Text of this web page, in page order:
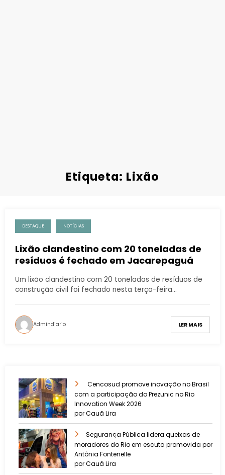
Etiqueta: Lixão
DESTAQUE NOTÍCIAS
Lixão clandestino com 20 toneladas de
resíduos é fechado em Jacarepaguá
Um lixão clandestino com 20 toneladas de resíduos de
construção civil foi fechado nesta terça-feira…
Admindiario LER MAIS
Cencosud promove inovação no Brasil
com a participação do Prezunic no Rio
Innovation Week 2026
por Cauã Lira
​Segurança Pública lidera queixas de
moradores do Rio em escuta promovida por
Antônia Fontenelle
por Cauã Lira